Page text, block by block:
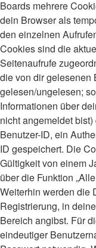
Boards mehrere
dein Browser als
den einzelnen
Cookies sind die
Seitenaufrufe
die von dir gelesenen
gelesen/ungelesen;
Informationen über
nicht angemeldet
Benutzer-ID, ein
ID gespeichert. Die
Gültigkeit von einem
über die Funktion
Weiterhin werden die
Registrierung, in
Bereich angibst. Für
eindeutiger